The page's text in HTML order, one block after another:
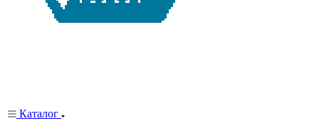
Каталог